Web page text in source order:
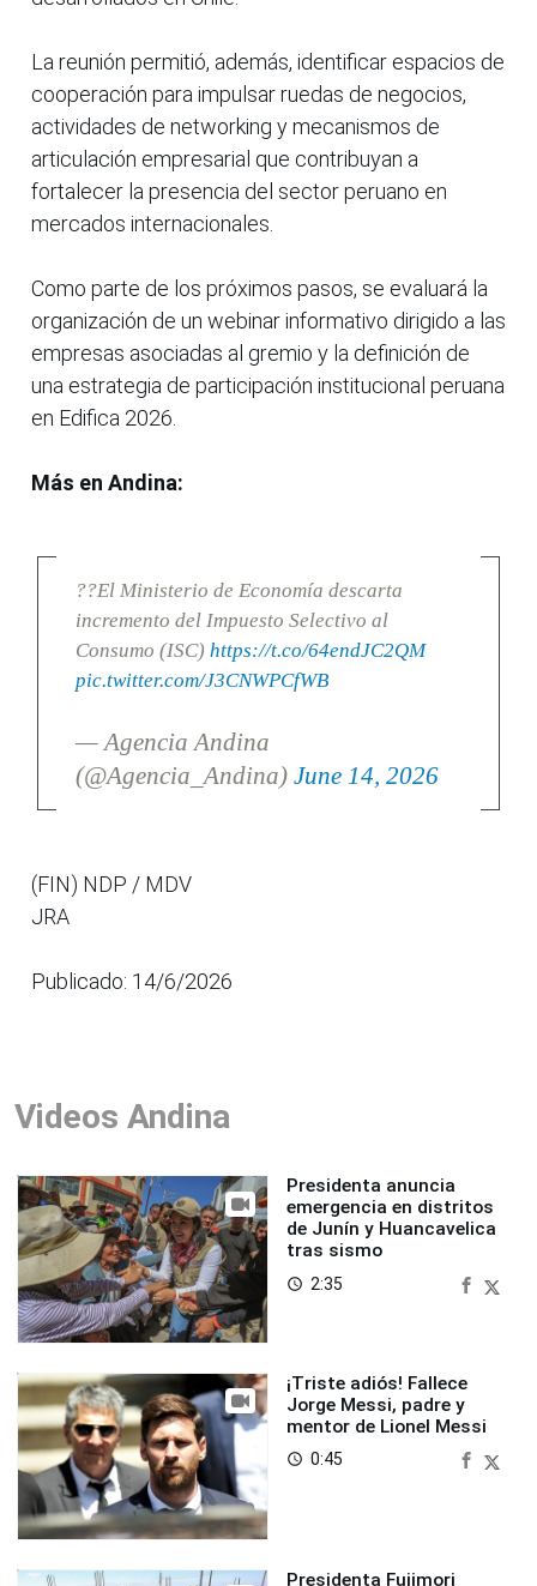
La reunión permitió, además, identificar espacios de
cooperación para impulsar ruedas de negocios,
actividades de networking y mecanismos de
articulación empresarial que contribuyan a
fortalecer la presencia del sector peruano en
mercados internacionales.
Como parte de los próximos pasos, se evaluará la
organización de un webinar informativo dirigido a las
empresas asociadas al gremio y la definición de
una estrategia de participación institucional peruana
en Edifica 2026.
Más en Andina:
??El Ministerio de Economía descarta
incremento del Impuesto Selectivo al
Consumo (ISC) https://t.co/64endJC2QM
pic.twitter.com/J3CNWPCfWB
— Agencia Andina
(@Agencia_Andina) June 14, 2026
(FIN) NDP / MDV
JRA
Publicado: 14/6/2026
Videos Andina
Presidenta anuncia
emergencia en distritos
de Junín y Huancavelica
tras sismo
access_time 2:35
¡Triste adiós! Fallece
Jorge Messi, padre y
mentor de Lionel Messi
access_time 0:45
Presidenta Fujimori